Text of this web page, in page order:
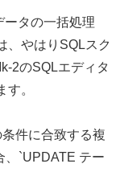
ータの一括処理
、やはりSQLスク
2のSQLエディタ
。
件に合致する複
、`UPDATE テー